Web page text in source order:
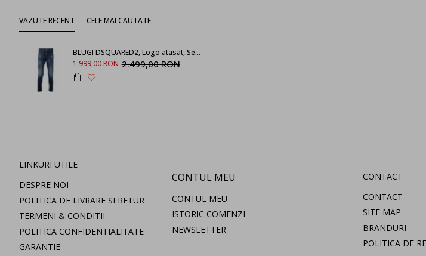
VAZUTE RECENT CELE MAI CAUTATE
BLUGI DSQUARED2, Logo atasat, Sexy Twist
1.999,00 RON 2.499,00 RON
LINKURI UTILE
DESPRE NOI
POLITICA DE LIVRARE SI RETUR
TERMENI & CONDITII
POLITICA CONFIDENTIALITATE
GARANTIE
CONTUL MEU
CONTUL MEU
ISTORIC COMENZI
NEWSLETTER
CONTACT
CONTACT
SITE MAP
BRANDURI
POLITICA DE